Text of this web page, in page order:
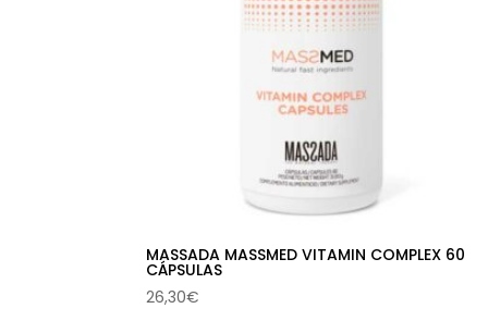
MASSADA MASSMED VITAMIN COMPLEX 60
CÁPSULAS
26,30€